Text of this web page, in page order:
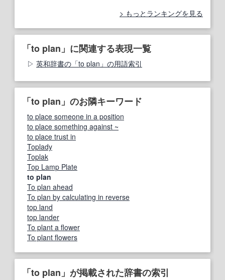
もっとランキングを見る
「to plan」に関連する表現一覧
英和辞書の「to plan」の用語索引
「to plan」のお隣キーワード
to place someone in a position
to place something against ~
to place trust in
Toplady
Toplak
Top Lamp Plate
to plan
To plan ahead
To plan by calculating in reverse
top land
top lander
To plant a flower
To plant flowers
「to plan」が掲載された辞書の索引